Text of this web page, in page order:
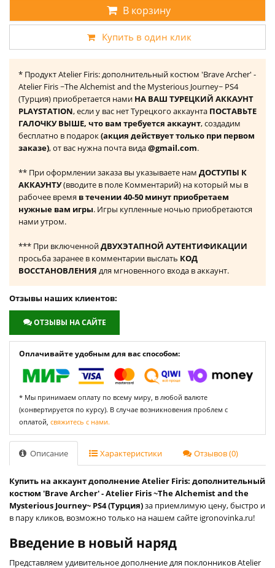
В корзину
Купить в один клик
* Продукт Atelier Firis: дополнительный костюм 'Brave Archer' -
Atelier Firis ~The Alchemist and the Mysterious Journey~ PS4
(Турция) приобретается нами НА ВАШ ТУРЕЦКИЙ АККАУНТ
PLAYSTATION, если у вас нет Турецкого аккаунта ПОСТАВЬТЕ
ГАЛОЧКУ ВЫШЕ, что вам требуется аккаунт, создадим
бесплатно в подарок(акция действует только при первом
заказе), от вас нужна почта вида@gmail.com.
** При оформлении заказа вы указываете нам ДОСТУПЫ К
АККАУНТУ(вводите в поле Комментарий) на который мы в
рабочее время в течении 40-50 минут приобретаем
нужные вам игры. Игры купленные ночью приобретаются
нами утром.
*** При включеннойДВУХЭТАПНОЙ АУТЕНТИФИКАЦИИ
просьба заранее в комментарии выслать КОД
ВОССТАНОВЛЕНИЯ для мгновенного входа в аккаунт.
Отзывы наших клиентов:
ОТЗЫВЫ НА САЙТЕ
Оплачивайте удобным для вас способом:
* Мы принимаем оплату по всему миру, в любой валюте
(конвертируется по курсу). В случае возникновения проблем с
оплатой, свяжитесь с нами.
Описание Характеристики Отзывов (0)
Купить на аккаунт дополнение Atelier Firis: дополнительный
костюм 'Brave Archer' - Atelier Firis ~The Alchemist and the
Mysterious Journey~ PS4 (Турция)за приемлимую цену, быстро и
в пару кликов, возможно только на нашем сайте igronovinka.ru!
Введение в новый наряд
Представляем удивительное дополнение для поклонников Atelier